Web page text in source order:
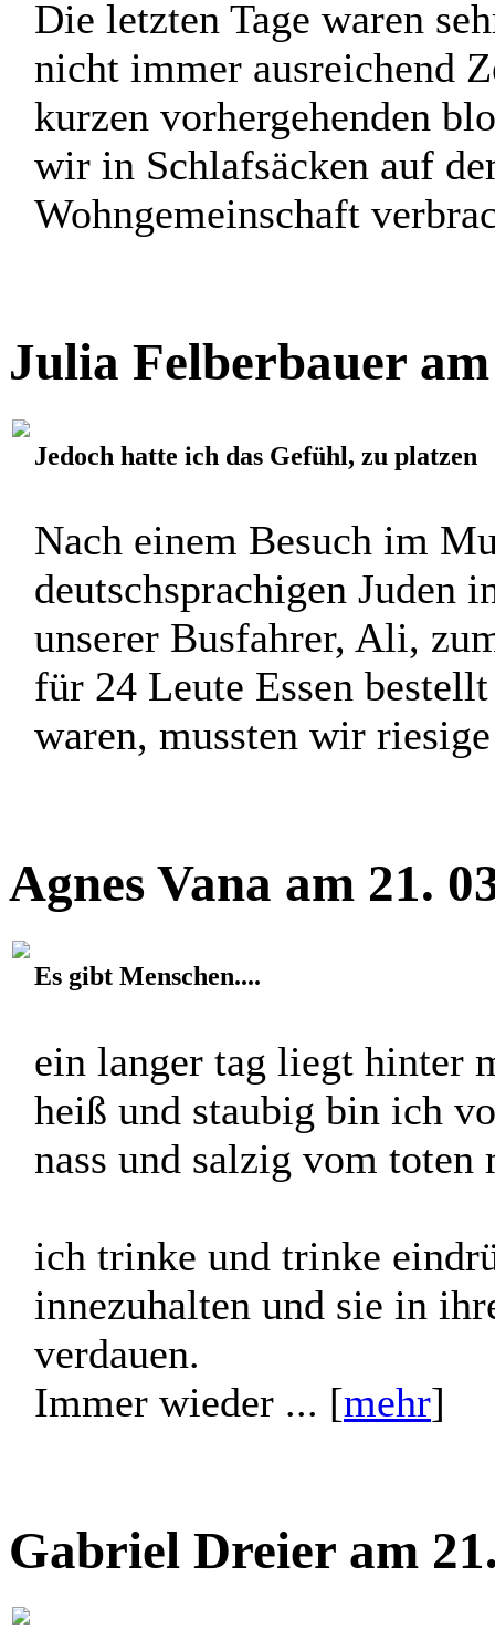
Die letzten Tage waren
nicht immer ausreichend
kurzen vorhergehenden
wir in Schlafsäcken auf
Wohngemeinschaft
Julia Felberbauer
Jedoch hatte ich das Gefühl, zu platzen
Nach einem Besuch im
deutschsprachigen Juden
unserer Busfahrer, Ali,
für 24 Leute Essen
waren, mussten wir
Agnes Vana am 21.
Es gibt Menschen....
ein langer tag liegt hinter
heiß und staubig bin ich
nass und salzig vom toten
ich trinke und trinke
innezuhalten und sie in
verdauen.
Immer wieder ... [mehr]
Gabriel Dreier am